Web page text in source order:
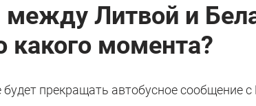
Литвой и
какого момента?
будет прекращать автобусное сообщение